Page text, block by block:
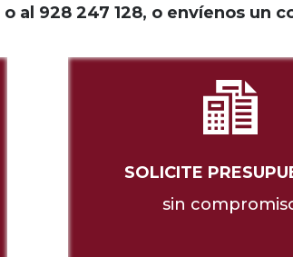
o al 928 247 128, o envíenos un
SOLICITE
sin